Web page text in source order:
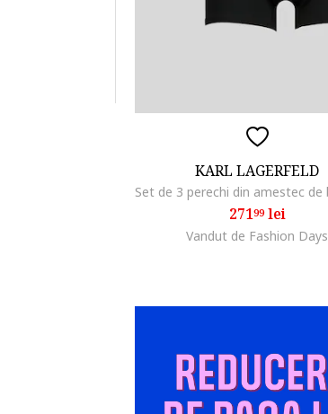
KARL LAGERFELD
27199lei
Vandut de Fashion Days